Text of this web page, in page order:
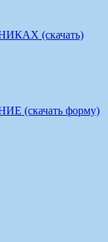
(скачать)
форму)